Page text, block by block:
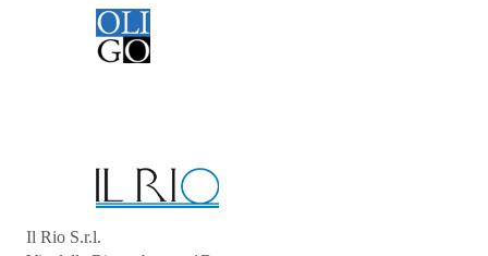
Il Rio S.r.l.